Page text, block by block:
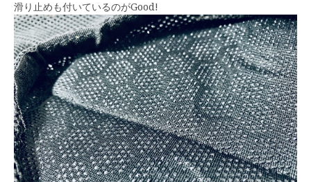
滑り止めも付いているのがGood!